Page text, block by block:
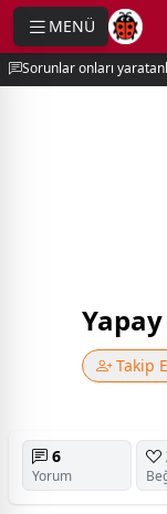
MENÜ
Sorunlar onları
Yapay
Takip
6
Yorum
menu